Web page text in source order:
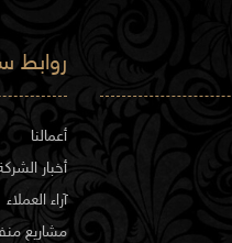
روابط
أعمالنا
أخبار
آراء العملاء
مشاريع